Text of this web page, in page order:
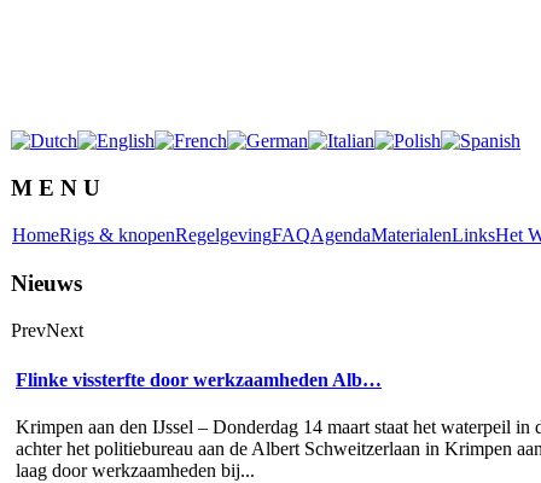
M E N U
HomeRigs & knopenRegelgevingFAQAgendaMaterialenLinksHet
Nieuws
PrevNext
Flinke vissterfte door werkzaamheden Alb…
Krimpen aan den IJssel – Donderdag 14 maart staat het waterpeil in
achter het politiebureau aan de Albert Schweitzerlaan in Krimpen
laag door werkzaamheden bij...